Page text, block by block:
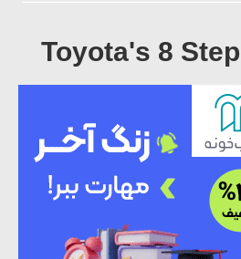
Toyota's 8